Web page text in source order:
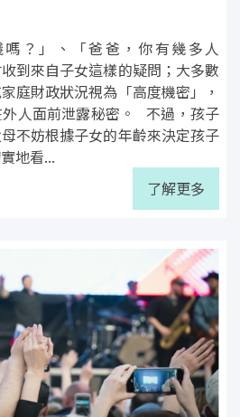
嗎？」、「爸爸，你有幾多人
到來自子女這樣的疑問；大多數
庭財政狀況視為「高度機密」，
人面前泄露秘密。 不過，孩子
不妨根據子女的年齡來決定孩子
地看...
了解更多